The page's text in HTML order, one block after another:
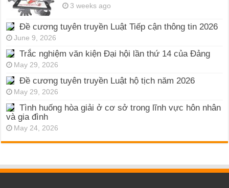
3 weeks ago
Đề cương tuyên truyền Luật Tiếp cận thông tin 2026
June 9, 2026
Trắc nghiệm văn kiện Đại hội lần thứ 14 của Đảng
May 29, 2026
Đề cương tuyên truyền Luật hộ tịch năm 2026
May 29, 2026
Tình huống hòa giải ở cơ sở trong lĩnh vực hôn nhân
và gia đình
May 24, 2026